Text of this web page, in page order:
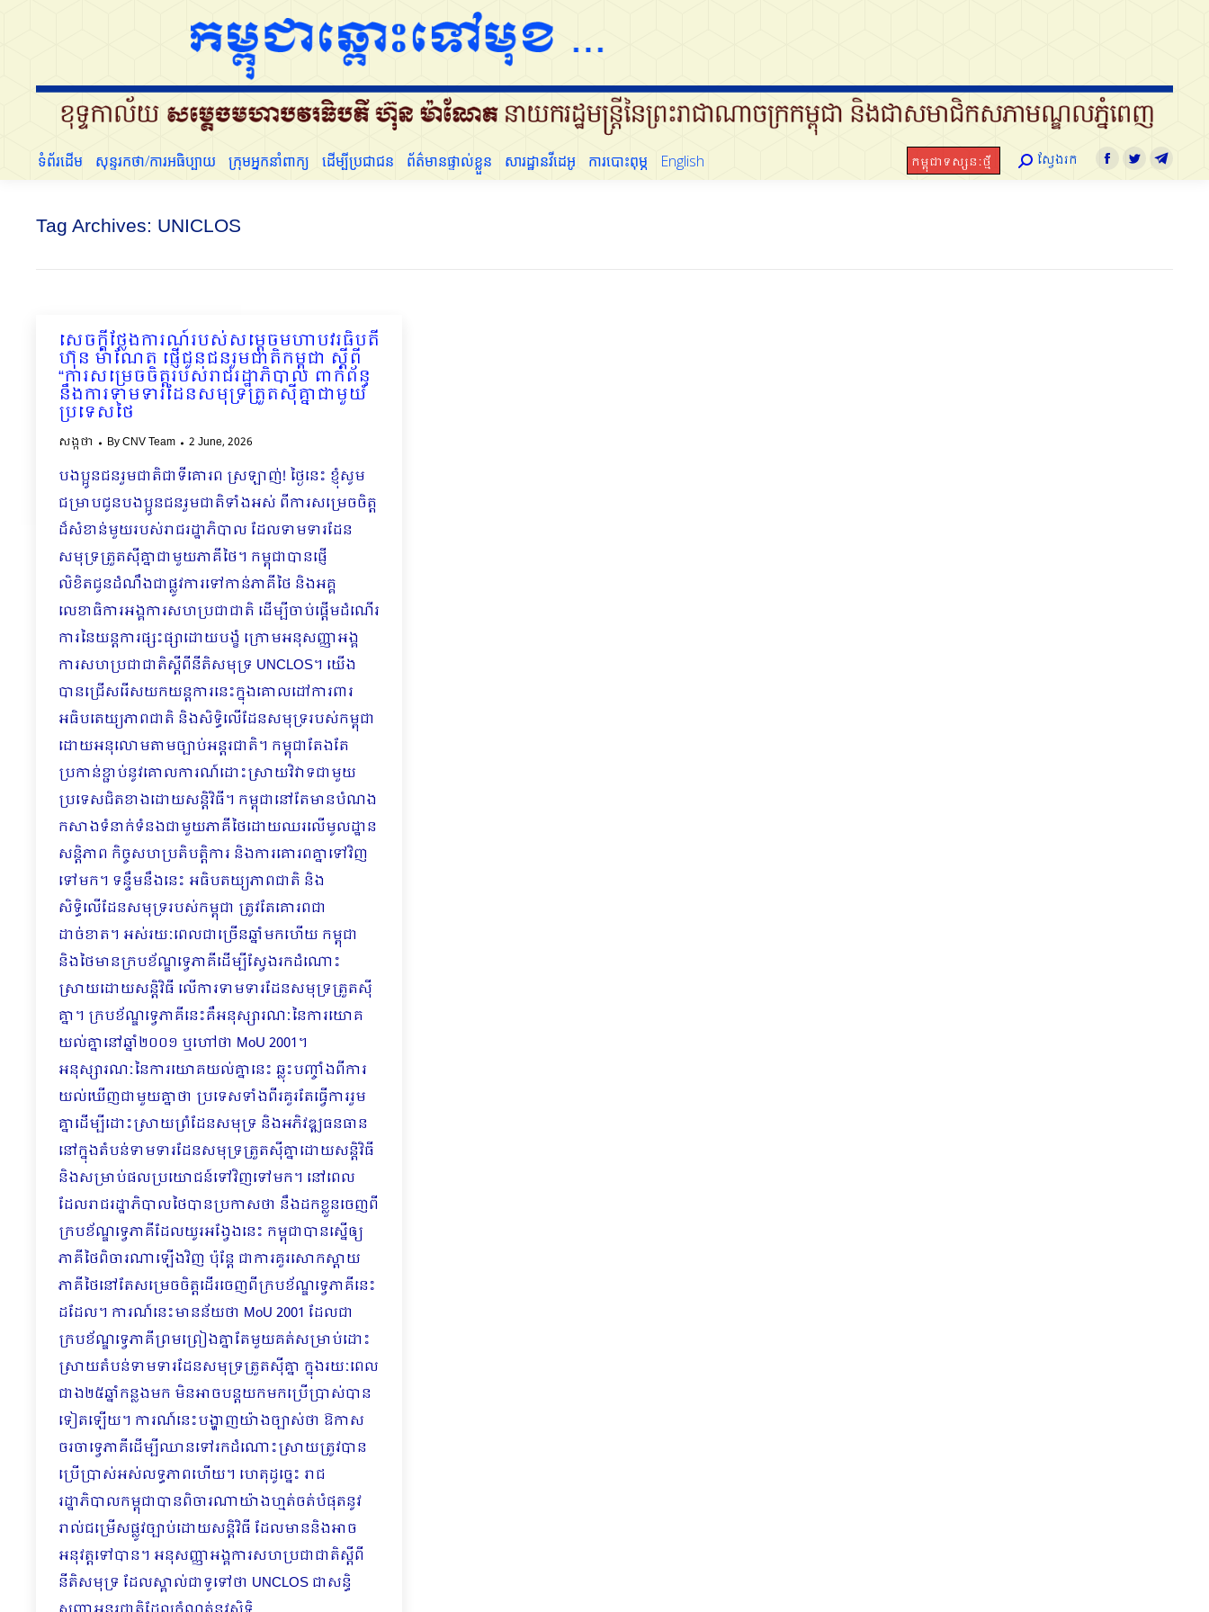
ទំព័រដើម សុន្ទរកថា/ការអធិប្បាយ ក្រុមអ្នកនាំពាក្យ ដើម្បីប្រជាជន ព័ត៌មានផ្ទាល់ខ្លួន សារដ្ឋានវីដេអូ ការបោះពុម្ភ English កម្ពុជាទស្សនៈថ្មី Search:
ស្វែងរក Facebook
Twitter
Tag Archives: UNICLOS
សេចក្តីថ្លែងការណ៍របស់សម្តេចមហាបវរធិបតី
ហ៊ុន ម៉ាណែត ផ្ញើជូនជនរួមជាតិកម្ពុជា ស្ដីពី
“ការសម្រេចចិត្តរបស់រាជរដ្ឋាភិបាល ពាក់ព័ន្ធ
នឹងការទាមទារដែនសមុទ្រត្រួតស៊ីគ្នាជាមួយ
ប្រទេសថៃ
សង្កថា ByCNV Team 2 June, 2026
បងប្អូនជនរួមជាតិជាទីគោរព ស្រឡាញ់! ថ្ងៃនេះ ខ្ញុំសូម
ជម្រាបជូនបងប្អូនជនរួមជាតិទាំងអស់ ពីការសម្រេចចិត្ត
ដ៏សំខាន់មួយរបស់រាជរដ្ឋាភិបាល ដែលទាមទារដែន
សមុទ្រត្រួតស៊ីគ្នាជាមួយភាគីថៃ។ កម្ពុជាបានផ្ញើ
លិខិតជូនដំណឹងជាផ្លូវការទៅកាន់ភាគីថៃ និងអគ្គ
លេខាធិការអង្គការសហប្រជាជាតិ ដើម្បីចាប់ផ្ដើមដំណើរ
ការនៃយន្តការផ្សះផ្សាដោយបង្ខំ ក្រោមអនុសញ្ញាអង្គ
ការសហប្រជាជាតិស្ដីពីនីតិសមុទ្រ UNCLOS។ យើង
បានជ្រើសរើសយកយន្តការនេះក្នុងគោលដៅការពារ
អធិបតេយ្យភាពជាតិ និងសិទ្ធិលើដែនសមុទ្ររបស់កម្ពុជា
ដោយអនុលោមតាមច្បាប់អន្តរជាតិ។ កម្ពុជាតែងតែ
ប្រកាន់ខ្ជាប់នូវគោលការណ៍ដោះស្រាយវិវាទជាមួយ
ប្រទេសជិតខាងដោយសន្តិវិធី។ កម្ពុជានៅតែមានបំណង
កសាងទំនាក់ទំនងជាមួយភាគីថៃដោយឈរលើមូលដ្ឋាន
សន្តិភាព កិច្ចសហប្រតិបត្តិការ និងការគោរពគ្នាទៅវិញ
ទៅមក។ ទន្ទឹមនឹងនេះ អធិបតយ្យភាពជាតិ និង
សិទ្ធិលើដែនសមុទ្ររបស់កម្ពុជា ត្រូវតែគោរពជា
ដាច់ខាត។ អស់រយៈពេលជាច្រើនឆ្នាំមកហើយ កម្ពុជា
និងថៃមានក្របខ័ណ្ឌទ្វេភាគីដើម្បីស្វែងរកដំណោះ
ស្រាយដោយសន្តិវិធី លើការទាមទារដែនសមុទ្រត្រួតស៊ី
គ្នា។ ក្របខ័ណ្ឌទ្វេភាគីនេះគឺអនុស្សារណៈនៃការយោគ
យល់គ្នានៅឆ្នាំ២០០១ ឬហៅថា MoU 2001។
អនុស្សារណៈនៃការយោគយល់គ្នានេះ ឆ្លុះបញ្ចាំងពីការ
យល់ឃើញជាមួយគ្នាថា ប្រទេសទាំងពីរគួរតែធ្វើការរួម
គ្នាដើម្បីដោះស្រាយព្រំដែនសមុទ្រ និងអភិវឌ្ឍធនធាន
នៅក្នុងតំបន់ទាមទារដែនសមុទ្រត្រួតស៊ីគ្នាដោយសន្តិវិធី
និងសម្រាប់ផលប្រយោជន៍ទៅវិញទៅមក។ នៅពេល
ដែលរាជរដ្ឋាភិបាលថៃបានប្រកាសថា នឹងដកខ្លួនចេញពី
ក្របខ័ណ្ឌទ្វេភាគីដែលយូរអង្វែងនេះ កម្ពុជាបានស្នើឲ្យ
ភាគីថៃពិចារណាឡើងវិញ ប៉ុន្តែ ជាការគួរសោកស្ដាយ
ភាគីថៃនៅតែសម្រេចចិត្តដើរចេញពីក្របខ័ណ្ឌទ្វេភាគីនេះ
ដដែល។ ការណ៍នេះមានន័យថា MoU 2001 ដែលជា
ក្របខ័ណ្ឌទ្វេភាគីព្រមព្រៀងគ្នាតែមួយគត់សម្រាប់ដោះ
ស្រាយតំបន់ទាមទារដែនសមុទ្រត្រួតស៊ីគ្នា ក្នុងរយៈពេល
ជាង២៥ឆ្នាំកន្លងមក មិនអាចបន្តយកមកប្រើប្រាស់បាន
ទៀតឡើយ។ ការណ៍នេះបង្ហាញយ៉ាងច្បាស់ថា ឱកាស
ចរចាទ្វេភាគីដើម្បីឈានទៅរកដំណោះស្រាយត្រូវបាន
ប្រើប្រាស់អស់លទ្ធភាពហើយ។ ហេតុដូច្នេះ រាជ
រដ្ឋាភិបាលកម្ពុជាបានពិចារណាយ៉ាងហ្មត់ចត់បំផុតនូវ
រាល់ជម្រើសផ្លូវច្បាប់ដោយសន្តិវិធី ដែលមាននិងអាច
អនុវត្តទៅបាន។ អនុសញ្ញាអង្គការសហប្រជាជាតិស្ដីពី
នីតិសមុទ្រ ដែលស្គាល់ជាទូទៅថា UNCLOS ជាសន្ធិ
សុន្ទរកថា/ការអធិប្បាយ ក្រុមអ្នកនាំពាក្យ ដើម្បីប្រជាជន ព័ត៌មានផ្ទាល់ខ្លួន